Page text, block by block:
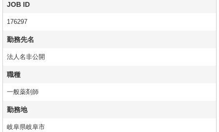
JOB ID
176297
勤務先名
法人名非公開
職種
一般薬剤師
勤務地
岐阜県岐阜市